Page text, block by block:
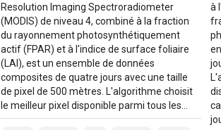
Resolution Imaging Spectroradiometer
(MODIS) de niveau 4, combiné à la fraction
du rayonnement photosynthétiquement
actif (FPAR) et à l'indice de surface foliaire
(LAI), est un ensemble de données
composites de quatre jours avec une taille
de pixel de 500 mètres. L'algorithme choisit
le meilleur pixel disponible parmi tous les…
à